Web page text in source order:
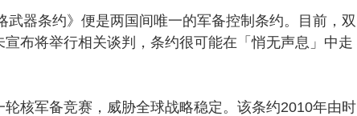
器条约》便是两国间唯一的军备控制条约。目前，双
布将举行相关谈判，条约很可能在「悄无声息」中走
核军备竞赛，威胁全球战略稳定。该条约2010年由时